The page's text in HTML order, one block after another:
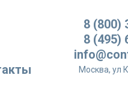
Москва, ул
8 (495)
8 (800)